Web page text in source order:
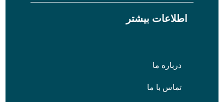
اطلاعات بیشتر
درباره ما
تماس با ما